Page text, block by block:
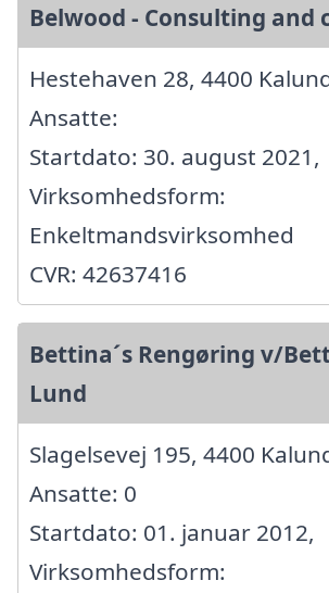
Belwood - Consulting and
Hestehaven 28, 4400
Ansatte:
Startdato: 30. august 2021,
Virksomhedsform:
Enkeltmandsvirksomhed
CVR: 42637416
Bettina´s Rengøring v/
Lund
Slagelsevej 195, 4400
Ansatte: 0
Startdato: 01. januar 2012,
Virksomhedsform: